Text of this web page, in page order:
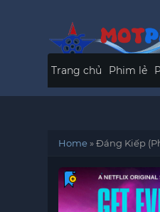
Trang chủ Phim lẻ
Home»Đáng Kiếp